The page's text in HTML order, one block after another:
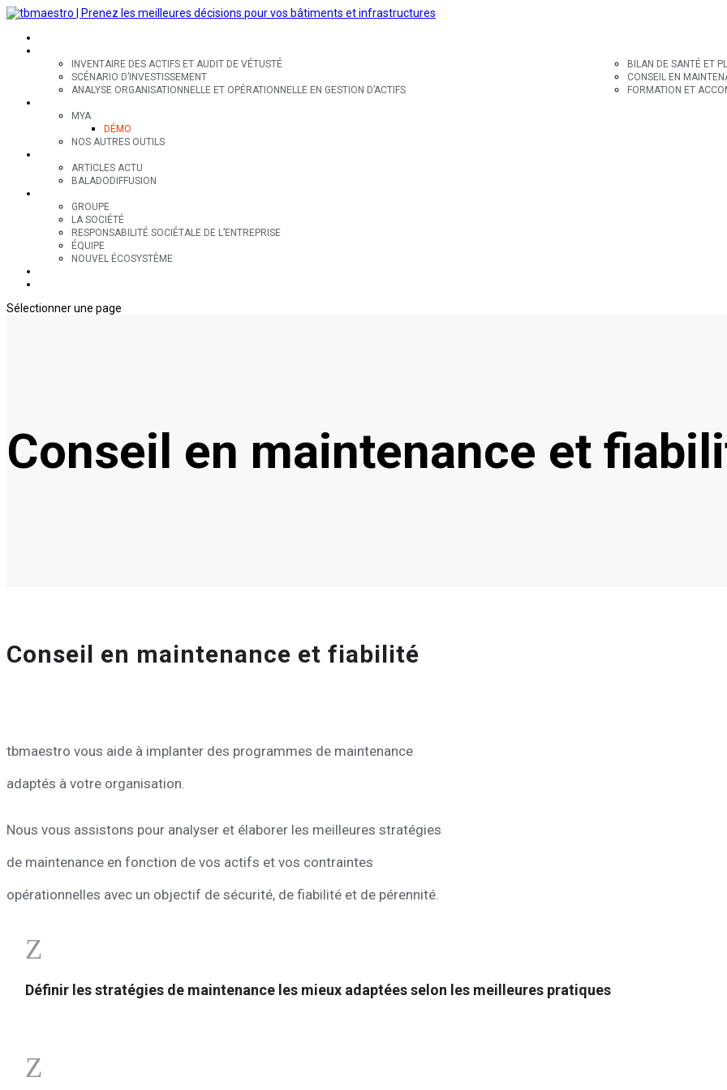
INVENTAIRE DES ACTIFS ET AUDIT DE VÉTUSTÉ
BILAN DE SANTÉ ET
SCÉNARIO D’INVESTISSEMENT
CONSEIL EN
ANALYSE ORGANISATIONNELLE ET OPÉRATIONNELLE EN GESTION D’ACTIFS
FORMATION ET
MYA
DÉMO
NOS AUTRES OUTILS
ARTICLES ACTU
BALADODIFFUSION
GROUPE
LA SOCIÉTÉ
RESPONSABILITÉ SOCIÉTALE DE L’ENTREPRISE
ÉQUIPE
NOUVEL ÉCOSYSTÈME
Sélectionner une page
Conseil en maintenance et
Conseil en maintenance et fiabilité
tbmaestro vous aide à implanter des programmes de maintenance
adaptés à votre organisation.
Nous vous assistons pour analyser et élaborer les meilleures stratégies
de maintenance en fonction de vos actifs et vos contraintes
opérationnelles avec un objectif de sécurité, de fiabilité et de pérennité.
Z
Définir les stratégies de maintenance les mieux adaptées selon les meilleures pratiques
Z